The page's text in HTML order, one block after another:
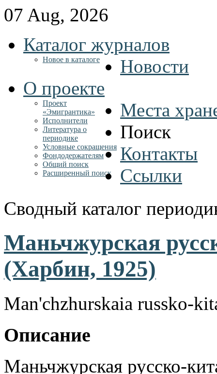
07 Aug, 2026
Каталог журналов
Новое в каталоге
Новости
О проекте
Проект
«Эмигрантика»
Исполнители
Литература о
периодике
Условные сокращения
Фондодержателям
Места
Поиск
Общий поиск
Расширенный поиск
Контакты
Ссылки
Сводный каталог
Маньчжурская
(Харбин, 1925)
Man'chzhurskaia russko-
Описание
Маньчжурская русско-